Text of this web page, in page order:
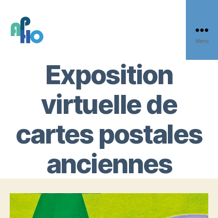
Menu
Exposition
virtuelle de
cartes postales
anciennes